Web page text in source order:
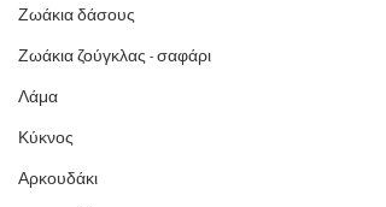
Ζωάκια δάσους
Ζωάκια ζούγκλας - σαφάρι
Λάμα
Κύκνος
Αρκουδάκι